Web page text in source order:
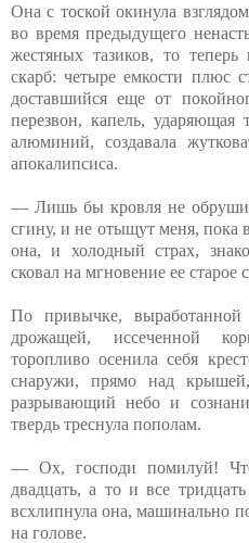
Она с тоской окинула
во время предыдущего
жестяных тазиков, то теперь
скарб: четыре емкости плюс
доставшийся еще от
перезвон, капель,
алюминий, создавала
апокалипсиса.
— Лишь бы кровля не
сгину, и не отыщут меня, пока
она, и холодный страх,
сковал на мгновение ее старое
По привычке, выработанной
дрожащей, иссеченной
торопливо осенила себя
снаружи, прямо над
разрывающий небо и
твердь треснула пополам.
— Ох, господи помилуй!
двадцать, а то и все
всхлипнула она, машинально
на голове.